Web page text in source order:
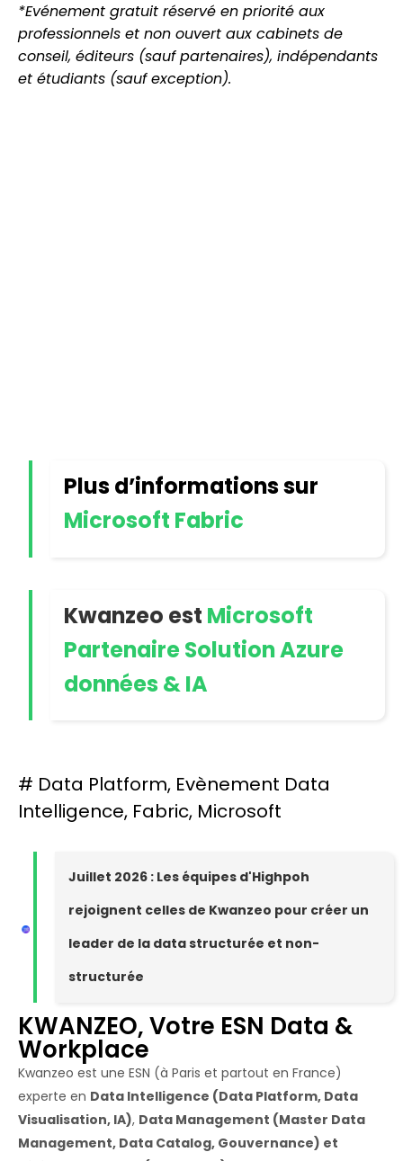
*Evénement gratuit réservé en priorité aux
professionnels et non ouvert aux cabinets de
conseil, éditeurs (sauf partenaires), indépendants
et étudiants (sauf exception).
Plus d’informations sur
Microsoft Fabric
Kwanzeo est Microsoft
Partenaire Solution Azure
données & IA
# Data Platform, Evènement Data
Intelligence, Fabric, Microsoft
Juillet 2026 : Les équipes d'Highpoh
rejoignent celles de Kwanzeo pour créer un
leader de la data structurée et non-
structurée
KWANZEO, Votre ESN Data &
Workplace
Kwanzeo est une ESN (à Paris et partout en France)
experte en Data Intelligence (Data Platform, Data
Visualisation, IA), Data Management (Master Data
Management, Data Catalog, Gouvernance) et